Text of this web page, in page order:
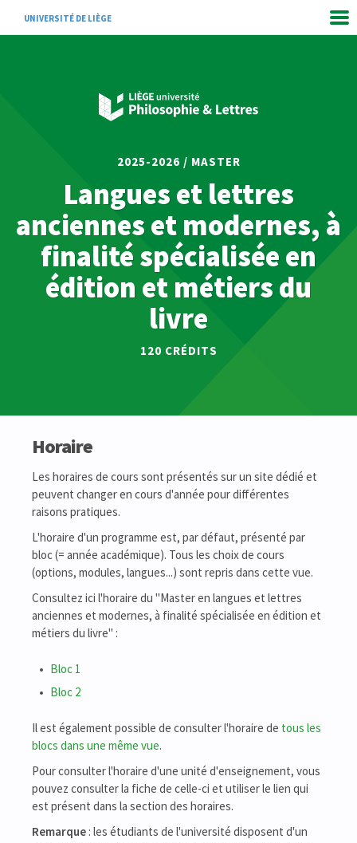
UNIVERSITÉ DE LIÈGE
2025-2026 / MASTER
Langues et lettres
anciennes et modernes, à
finalité spécialisée en
édition et métiers du
livre
120 CRÉDITS
Horaire
Les horaires de cours sont présentés sur un site dédié et
peuvent changer en cours d'année pour différentes
raisons pratiques.
L'horaire d'un programme est, par défaut, présenté par
bloc (= année académique). Tous les choix de cours
(options, modules, langues...) sont repris dans cette vue.
Consultez ici l'horaire du "Master en langues et lettres
anciennes et modernes, à finalité spécialisée en édition et
métiers du livre" :
Bloc 1
Bloc 2
Il est également possible de consulter l'horaire de tous les
blocs dans une même vue.
Pour consulter l'horaire d'une unité d'enseignement, vous
pouvez consulter la fiche de celle-ci et utiliser le lien qui
est présent dans la section des horaires.
Remarque : les étudiants de l'université disposent d'un